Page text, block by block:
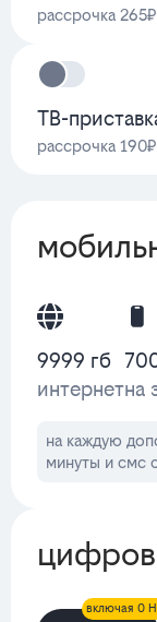
рассрочка
ТВ-
рассрочка
9999 гб
интернетна
на каждую
минуты и смс
включая 0